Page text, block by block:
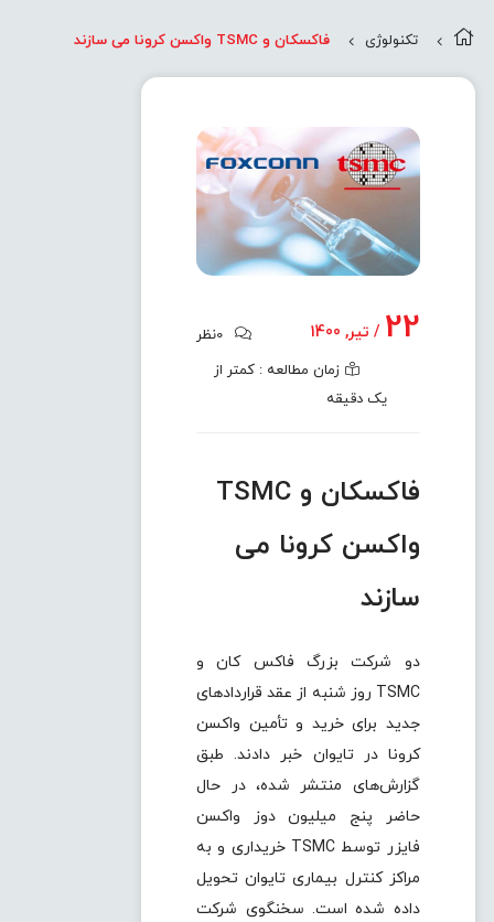
تکنولوژی فاکسکان و TSMC واکسن کرونا می سازند
22 / تیر, 1400
نظر
زمان مطالعه : کمتر از
یک دقیقه
فاکسکان و TSMC
واکسن کرونا می
سازند
دو شرکت بزرگ فاکس کان و
TSMC روز شنبه از عقد قراردادهای
جدید برای خرید و تأمین واکسن
کرونا در تایوان خبر دادند. طبق
گزارش‌های منتشر شده، در حال
حاضر پنج میلیون دوز واکسن
فایزر توسط TSMC خریداری و به
مراکز کنترل بیماری تایوان تحویل
داده شده است. سخنگوی شرکت